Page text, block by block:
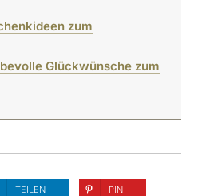
zum
Glückwünsche zum
TEILEN PIN